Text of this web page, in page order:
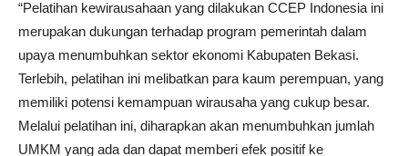
“Pelatihan kewirausahaan yang dilakukan CCEP Indonesia ini
merupakan dukungan terhadap program pemerintah dalam
upaya menumbuhkan sektor ekonomi Kabupaten Bekasi.
Terlebih, pelatihan ini melibatkan para kaum perempuan, yang
memiliki potensi kemampuan wirausaha yang cukup besar.
Melalui pelatihan ini, diharapkan akan menumbuhkan jumlah
UMKM yang ada dan dapat memberi efek positif ke